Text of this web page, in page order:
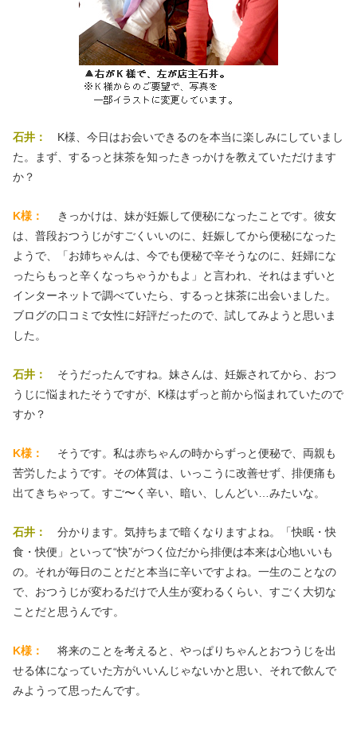
石井：
K様、今日はお会いできるのを本当に楽しみにしていまし
た。まず、するっと抹茶を知ったきっかけを教えていただけます
か？
K様：
きっかけは、妹が妊娠して便秘になったことです。彼女
は、普段おつうじがすごくいいのに、妊娠してから便秘になった
ようで、「お姉ちゃんは、今でも便秘で辛そうなのに、妊婦にな
ったらもっと辛くなっちゃうかもよ」と言われ、それはまずいと
インターネットで調べていたら、するっと抹茶に出会いました。
ブログの口コミで女性に好評だったので、試してみようと思いま
した。
石井：
そうだったんですね。妹さんは、妊娠されてから、おつ
うじに悩まれたそうですが、K様はずっと前から悩まれていたので
すか？
K様：
そうです。私は赤ちゃんの時からずっと便秘で、両親も
苦労したようです。その体質は、いっこうに改善せず、排便痛も
出てきちゃって。すご〜く辛い、暗い、しんどい…みたいな。
石井：
分かります。気持ちまで暗くなりますよね。「快眠・快
食・快便」といって“快”がつく位だから排便は本来は心地いいも
の。それが毎日のことだと本当に辛いですよね。一生のことなの
で、おつうじが変わるだけで人生が変わるくらい、すごく大切な
ことだと思うんです。
K様：
将来のことを考えると、やっぱりちゃんとおつうじを出
せる体になっていた方がいいんじゃないかと思い、それで飲んで
みようって思ったんです。